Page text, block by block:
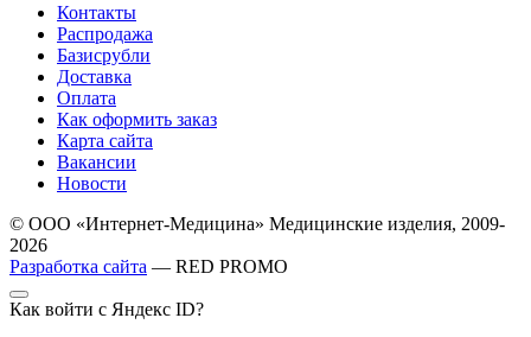
Контакты
Распродажа
Базисрубли
Доставка
Оплата
Как оформить заказ
Карта сайта
Вакансии
Новости
© ООО «Интернет-Медицина» Медицинские изделия, 2009-
2026
Разработка сайта — RED PROMO
Как войти с Яндекс ID?